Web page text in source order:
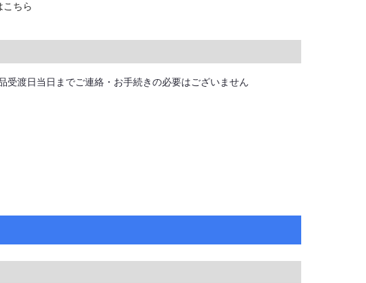
こちら
受渡日当日までご連絡・お手続きの必要はございません